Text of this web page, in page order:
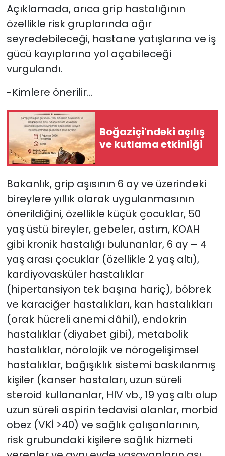
Açıklamada, arıca grip hastalığının
özellikle risk gruplarında ağır
seyredebileceği, hastane yatışlarına ve iş
gücü kayıplarına yol açabileceği
vurgulandı.
-Kimlere önerilir…
Boğaziçi'ndeki açılış
ve kutlama etkinliği
Bakanlık, grip aşısının 6 ay ve üzerindeki
bireylere yıllık olarak uygulanmasının
önerildiğini, özellikle küçük çocuklar, 50
yaş üstü bireyler, gebeler, astım, KOAH
gibi kronik hastalığı bulunanlar, 6 ay – 4
yaş arası çocuklar (özellikle 2 yaş altı),
kardiyovasküler hastalıklar
(hipertansiyon tek başına hariç), böbrek
ve karaciğer hastalıkları, kan hastalıkları
(orak hücreli anemi dâhil), endokrin
hastalıklar (diyabet gibi), metabolik
hastalıklar, nörolojik ve nörogelişimsel
hastalıklar, bağışıklık sistemi baskılanmış
kişiler (kanser hastaları, uzun süreli
steroid kullananlar, HIV vb., 19 yaş altı olup
uzun süreli aspirin tedavisi alanlar, morbid
obez (VKİ >40) ve sağlık çalışanlarının,
risk grubundaki kişilere sağlık hizmeti